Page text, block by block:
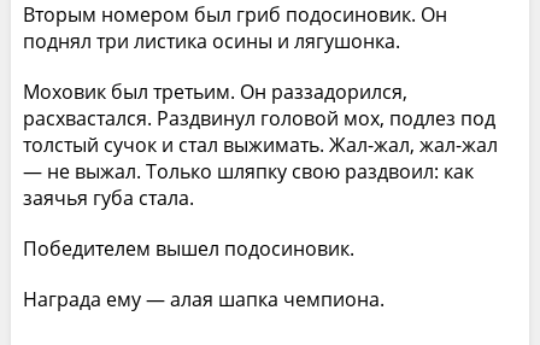
Вторым номером был гриб подосиновик. Он
поднял три листика осины и лягушонка.
Моховик был третьим. Он раззадорился,
расхвастался. Раздвинул головой мох, подлез под
толстый сучок и стал выжимать. Жал-жал, жал-жал
— не выжал. Только шляпку свою раздвоил: как
заячья губа стала.
Победителем вышел подосиновик.
Награда ему — алая шапка чемпиона.